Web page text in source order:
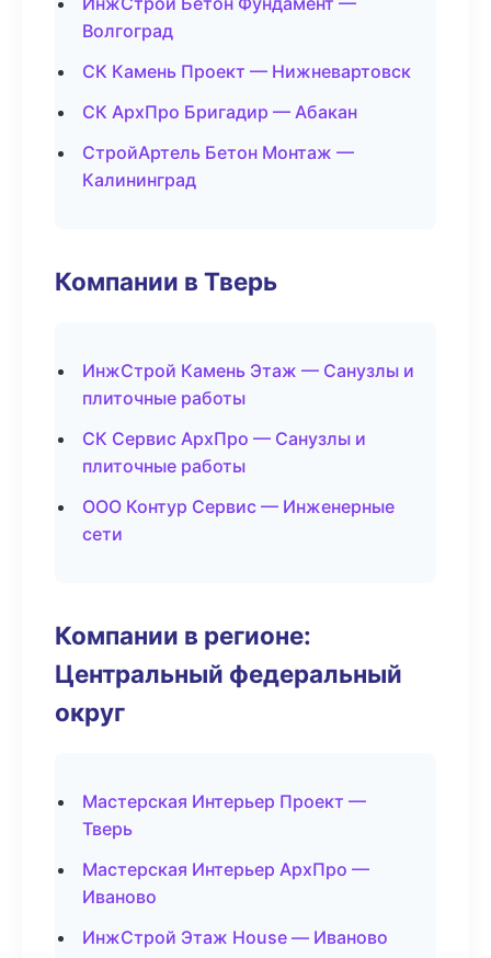
Волгоград
СК Камень Проект — Нижневартовск
СК АрхПро Бригадир — Абакан
СтройАртель Бетон Монтаж —
Калининград
Компании в Тверь
ИнжСтрой Камень Этаж — Санузлы и
плиточные работы
СК Сервис АрхПро — Санузлы и
плиточные работы
ООО Контур Сервис — Инженерные
сети
Компании в регионе:
Центральный федеральный
округ
Мастерская Интерьер Проект —
Тверь
Мастерская Интерьер АрхПро —
Иваново
ИнжСтрой Этаж House — Иваново